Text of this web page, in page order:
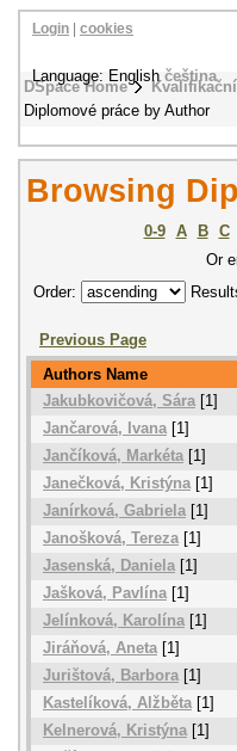
DSpace Home
Diplomové práce by Author
Login cookies
Language: Englishčeština
Browsing
0-9 A B C
Or
Order:
Previous Page
Authors Name
Jakubkovičová, Sára [1]
Jančarová, Ivana[1]
Jančíková, Markéta [1]
Janečková, Kristýna[1]
Janírková, Gabriela [1]
Janošková, Tereza[1]
Jasenská, Daniela [1]
Jašková, Pavlína[1]
Jelínková, Karolína [1]
Jiráňová, Aneta[1]
Jurištová, Barbora [1]
Kastelíková, Alžběta[1]
Kelnerová, Kristýna [1]